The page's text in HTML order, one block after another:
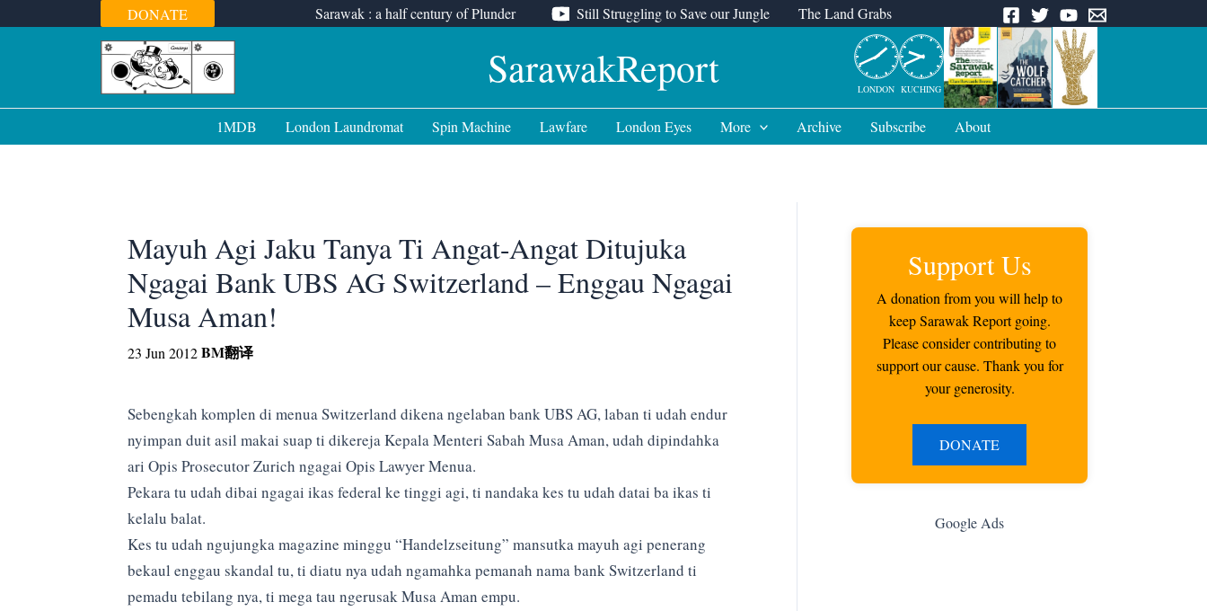
to
DONATE Sarawak : a half century of Plunder Still Struggling to Save our Jungle The Land Grabs
SarawakReport LONDON KUCHING
1MDB London Laundromat Spin Machine Lawfare London Eyes More Archive Subscribe About
Mayuh Agi Jaku Tanya Ti Angat-Angat Ditujuka
Ngagai Bank UBS AG Switzerland – Enggau Ngagai
Musa Aman!
23 Jun 2012BM翻译
Sebengkah komplen di menua Switzerland dikena ngelaban bank UBS AG, laban ti udah endur
nyimpan duit asil makai suap ti dikereja Kepala Menteri Sabah Musa Aman, udah dipindahka
ari Opis Prosecutor Zurich ngagai Opis Lawyer Menua.
Pekara tu udah dibai ngagai ikas federal ke tinggi agi, ti nandaka kes tu udah datai ba ikas ti
kelalu balat.
Kes tu udah ngujungka magazine minggu “Handelzseitung” mansutka mayuh agi penerang
bekaul enggau skandal tu, ti diatu nya udah ngamahka pemanah nama bank Switzerland ti
pemadu tebilang nya, ti mega tau ngerusak Musa Aman empu.
Support Us
A donation from you will help to
keep Sarawak Report going.
Please consider contributing to
support our cause. Thank you for
your generosity.
DONATE
Google Ads